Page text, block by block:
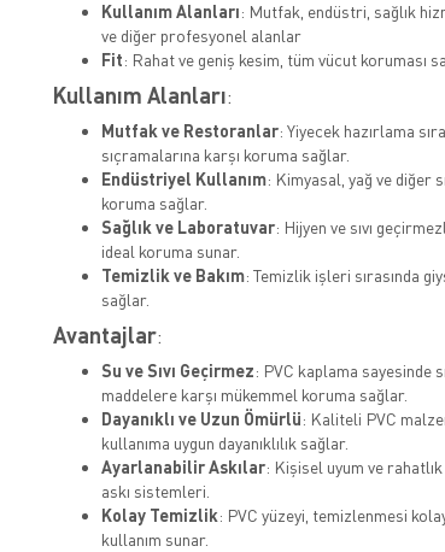
Kullanım Alanları: Mutfak, endüstri, sağlık
ve diğer profesyonel alanlar
Fit: Rahat ve geniş kesim, tüm vücut koruması
Kullanım Alanları:
Mutfak ve Restoranlar: Yiyecek hazırlama
sıçramalarına karşı koruma sağlar.
Endüstriyel Kullanım: Kimyasal, yağ ve diğer
koruma sağlar.
Sağlık ve Laboratuvar: Hijyen ve sıvı
ideal koruma sunar.
Temizlik ve Bakım: Temizlik işleri sırasında
sağlar.
Avantajlar:
Su ve Sıvı Geçirmez: PVC kaplama sayesinde
maddelere karşı mükemmel koruma sağlar.
Dayanıklı ve Uzun Ömürlü: Kaliteli PVC
kullanıma uygun dayanıklılık sağlar.
Ayarlanabilir Askılar: Kişisel uyum ve
askı sistemleri.
Kolay Temizlik: PVC yüzeyi, temizlenmesi
kullanım sunar.